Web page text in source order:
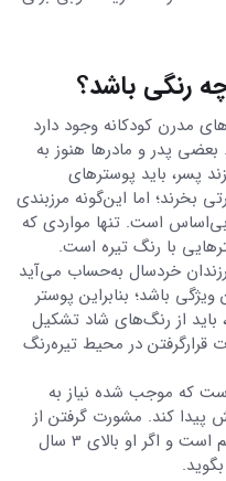
رنگی باشد؟
مدرن کودکانه وجود دارد
پدر و مادرها هنوز به
پسر، باید پوستر‌های
بخرند؛ اما این‌گونه مرزبندی
است. تنها مواردی که
با رنگ‌ تیره است.
خردسال به‌حساب می‌آید
باشد؛ بنابراین پوستر
باید از رنگ‌های شاد تشکیل
در محیط تیره‌رنگ
که موجب شده نیاز به
پیدا کند. مشورت گرفتن از
کودک درباره انتخاب پوستر دیواری مهم است و اگر او بالای 3 سال